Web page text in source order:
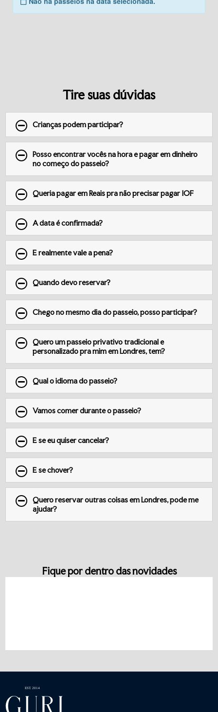
Tire suas dúvidas
Crianças podem participar?
Posso encontrar vocês na hora e pagar em dinheiro
no começo do passeio?
Queria pagar em Reais pra não precisar pagar IOF
A data é confirmada?
E realmente vale a pena?
Quando devo reservar?
Chego no mesmo dia do passeio, posso participar?
Quero um passeio privativo tradicional e
personalizado pra mim em Londres, tem?
Qual o idioma do passeio?
Vamos comer durante o passeio?
E se eu quiser cancelar?
E se chover?
Quero reservar outras coisas em Londres, pode me
ajudar?
Fique por dentro das novidades